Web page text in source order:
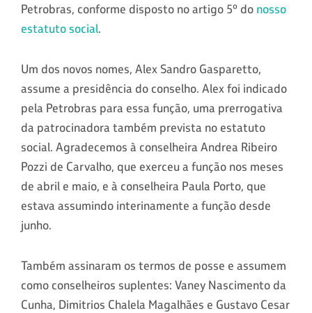
Petrobras, conforme disposto no artigo 5º do nosso
estatuto social.
Um dos novos nomes, Alex Sandro Gasparetto,
assume a presidência do conselho. Alex foi indicado
pela Petrobras para essa função, uma prerrogativa
da patrocinadora também prevista no estatuto
social. Agradecemos à conselheira Andrea Ribeiro
Pozzi de Carvalho, que exerceu a função nos meses
de abril e maio, e à conselheira Paula Porto, que
estava assumindo interinamente a função desde
junho.
Também assinaram os termos de posse e assumem
como conselheiros suplentes: Vaney Nascimento da
Cunha, Dimitrios Chalela Magalhães e Gustavo Cesar